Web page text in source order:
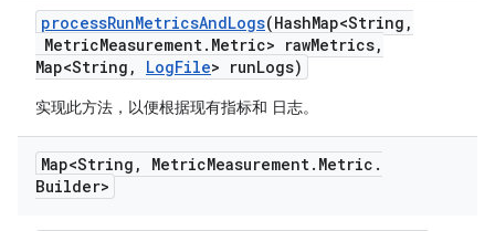
processRunMetricsAndLogs(HashMap<String ,
MetricMeasurement. Metric> rawMetrics,
Map<String , LogFile> runLogs)
实现此方法，以便根据现有指标和 日志。
Map<String , MetricMeasurement. Metric .
Builder>